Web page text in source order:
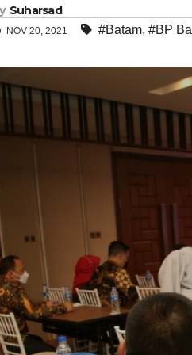
Suharsad
NOV 20, 2021 #Batam, #BP